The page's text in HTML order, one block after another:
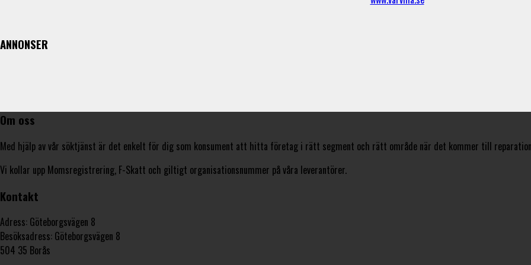
ANNONSER
Om oss
Med hjälp av vår söktjänst är det enkelt för dig som konsument att hitta företag i rätt segment och rätt område när det kommer till
Vi kollar upp Momsregistrering, F-Skatt och giltigt organisationsnummer på våra leverantörer.
Kontakt
Adress: Göteborgsvägen 8
Besöksadress: Göteborgsvägen 8
504 35 Borås